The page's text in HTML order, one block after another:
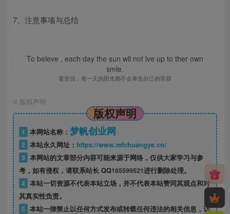
7、注意事项与总结
To beleve , each day the sun wll not lve up to ther own
smle.
要坚信，每一天的阳光都不会辜负自己的笑容
© 版权声明
版权声明
1 本网站名称： 梦帆创业网
2 本站永久网址： https://www.mfchuangye.cn/
3 本网站的文章部分内容可能来源于网络，仅供大家学习与参
考，如有侵权，请联系站长 QQ185599521进行删除处理。
4 本站一切资源不代表本站立场，并不代表本站赞同其观点和对
其真实性负责。
5 本站一律禁止以任何方式发布或转载任何违法的相关信息，访